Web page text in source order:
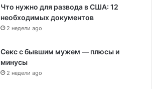
Что нужно для развода в США: 12
необходимых документов
2 недели ago
Секс с бывшим мужем — плюсы и
минусы
2 недели ago